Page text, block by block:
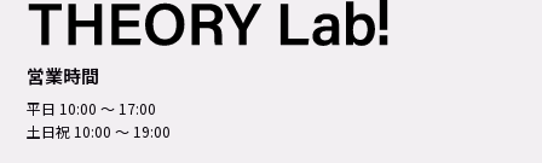
営業時間
平日 10:00 ～ 17:00
土日祝 10:00 ～ 19:00